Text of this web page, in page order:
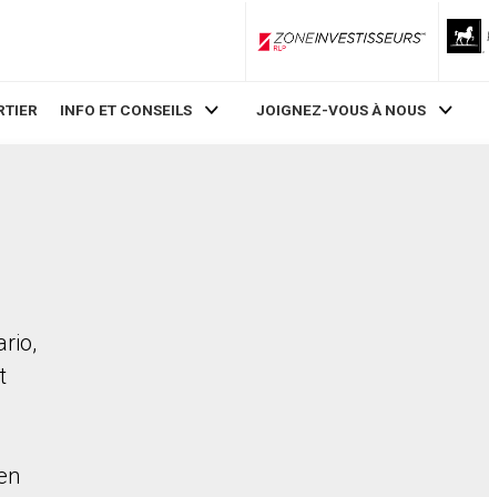
ZoneInvestisseurs RLP
INFO ET CONSEILS JOIGNEZ-VOUS À NOUS